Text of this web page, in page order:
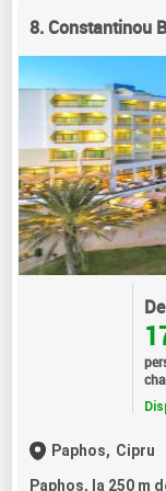
8. Constantinou
Paphos, Cipru
Paphos, la 250 m